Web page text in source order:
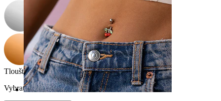
Tloušťka závitu:
Vybrat Tloušťka závitu